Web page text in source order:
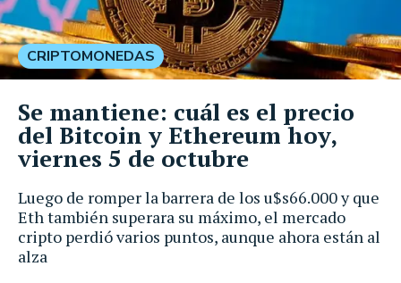
Luego de romper la barrera de los u$s66.000 y que
Eth también superara su máximo, el mercado
cripto perdió varios puntos, aunque ahora están al
alza
CRIPTOMONEDAS
Se mantiene: cuál es el precio
del Bitcoin y Ethereum hoy,
viernes 5 de octubre